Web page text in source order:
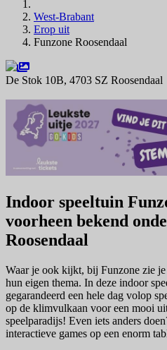
West-Brabant
Erop uit
Funzone Roosendaal
De Stok 10B, 4703 SZ Roosendaal
Indoor speeltuin
voorheen bekend
Roosendaal
Waar je ook kijkt, bij Funzone zie
hun eigen thema. In deze indoor
gegarandeerd een hele dag volop
op de klimvulkaan voor een mooi
speelparadijs! Even iets anders
interactieve games op een enorm